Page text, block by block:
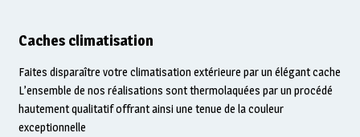
Caches climatisation
Faites disparaître votre climatisation extérieure par un élégant cache
L’ensemble de nos réalisations sont thermolaquées par un procédé
hautement qualitatif offrant ainsi une tenue de la couleur
exceptionnelle